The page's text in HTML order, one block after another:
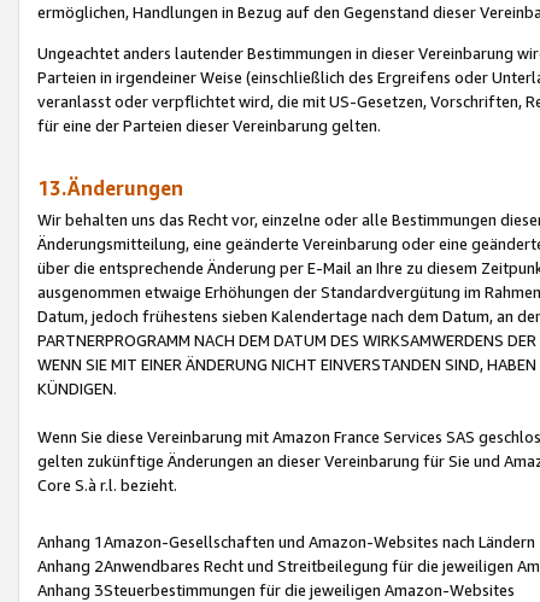
ermöglichen, Handlungen in Bezug auf den Gegenstand dieser
Ungeachtet anders lautender Bestimmungen in dieser Vereinbarung
Parteien in irgendeiner Weise (einschließlich des Ergreifens oder
veranlasst oder verpflichtet wird, die mit US-Gesetzen, Vorschriften,
für eine der Parteien dieser Vereinbarung gelten.
13.Änderungen
Wir behalten uns das Recht vor, einzelne oder alle Bestimmungen
Änderungsmitteilung, eine geänderte Vereinbarung oder eine
über die entsprechende Änderung per E-Mail an Ihre zu diesem
ausgenommen etwaige Erhöhungen der Standardvergütung im
Datum, jedoch frühestens sieben Kalendertage nach dem Datum, an
PARTNERPROGRAMM NACH DEM DATUM DES WIRKSAMWERDENS
WENN SIE MIT EINER ÄNDERUNG NICHT EINVERSTANDEN SIND,
KÜNDIGEN.
Wenn Sie diese Vereinbarung mit Amazon France Services SAS
gelten zukünftige Änderungen an dieser Vereinbarung für Sie und
Core S.à r.l. bezieht.
Anhang 1Amazon-Gesellschaften und Amazon-Websites nach Ländern
Anhang 2Anwendbares Recht und Streitbeilegung für die jeweiligen
Anhang 3Steuerbestimmungen für die jeweiligen Amazon-Websites